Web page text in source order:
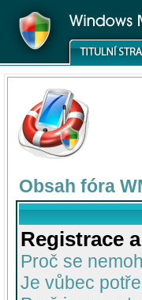
Obsah fóra
Registrace
Proč se
Je vůbec